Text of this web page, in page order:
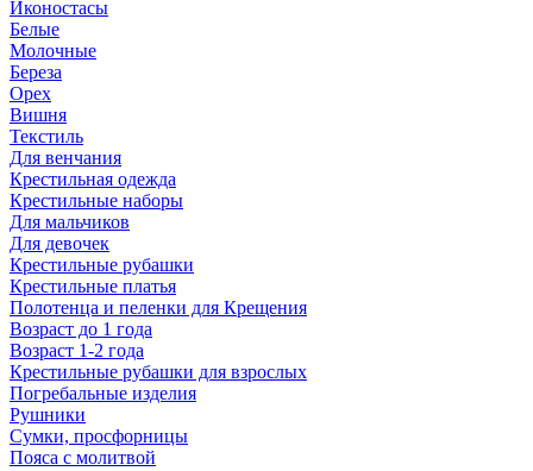
Иконостасы
Белые
Молочные
Береза
Орех
Вишня
Текстиль
Для венчания
Крестильная одежда
Крестильные наборы
Для мальчиков
Для девочек
Крестильные рубашки
Крестильные платья
Полотенца и пеленки для Крещения
Возраст до 1 года
Возраст 1-2 года
Крестильные рубашки для взрослых
Погребальные изделия
Рушники
Сумки, просфорницы
Пояса с молитвой